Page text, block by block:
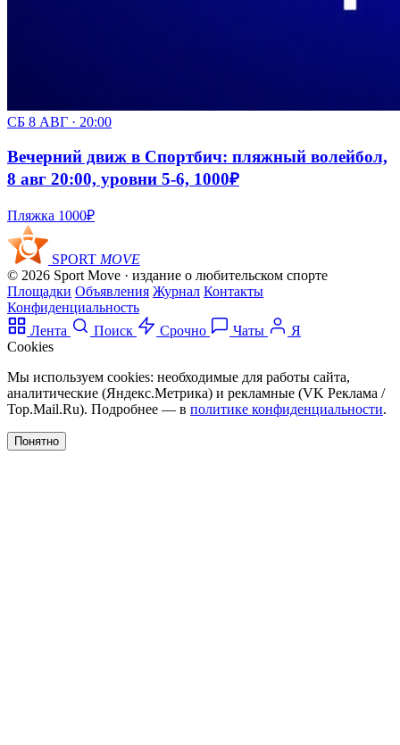
СБ 8 АВГ · 20:00
Вечерний движ в Спортбич: пляжный волейбол,
8 авг 20:00, уровни 5-6, 1000₽
Пляжка 1000₽
SPORT MOVE
© 2026 Sport Move · издание о любительском спорте
Площадки Объявления Журнал Контакты
Конфиденциальность
Лента
Поиск Срочно Чаты
Я
Cookies
Мы используем cookies: необходимые для работы сайта,
аналитические (Яндекс.Метрика) и рекламные (VK Реклама /
Top.Mail.Ru). Подробнее — в политике конфиденциальности.
Понятно